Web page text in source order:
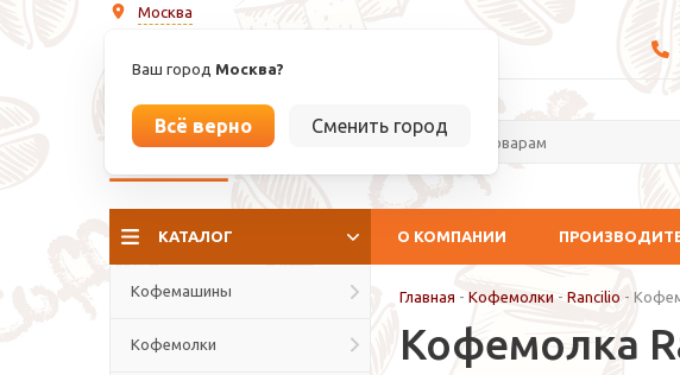
Москва
Ваш город Москва?
Всё верно Сменить город
La culture del caffé
КАТАЛОГ О КОМПАНИИ
Кофемашины
Кофемолки
Главная - Кофемолки - Rancilio -
Кофемолка